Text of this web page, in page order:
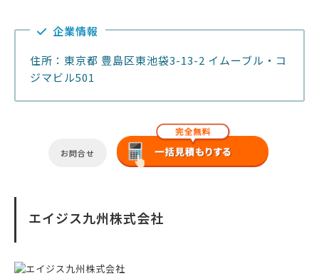
企業情報
住所：東京都 豊島区東池袋3-13-2 イムーブル・コ
ジマビル501
お問合せ
エイジス九州株式会社